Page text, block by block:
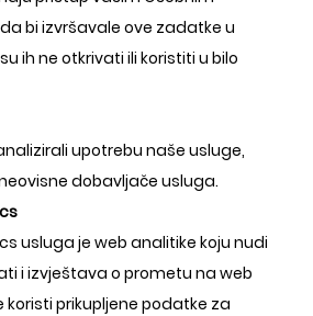
bi izvršavale ove zadatke u
ih ne otkrivati ili koristiti u bilo
upotrebu naše usluge,
dobavljače usluga.
usluga je web analitike koju nudi
i izvještava o prometu na web
koristi prikupljene podatke za